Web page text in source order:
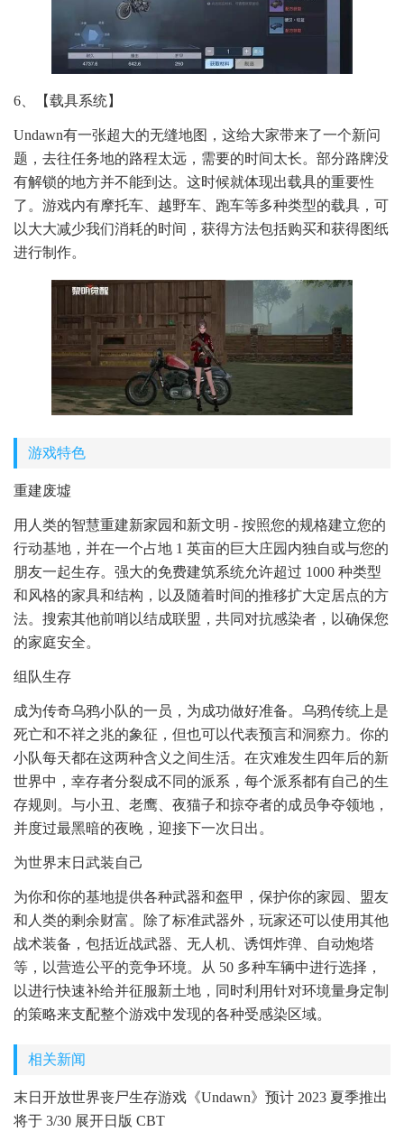
6、【载具系统】
Undawn有一张超大的无缝地图，这给大家带来了一个新问
题，去往任务地的路程太远，需要的时间太长。部分路牌没
有解锁的地方并不能到达。这时候就体现出载具的重要性
了。游戏内有摩托车、越野车、跑车等多种类型的载具，可
以大大减少我们消耗的时间，获得方法包括购买和获得图纸
进行制作。
游戏特色
重建废墟
用人类的智慧重建新家园和新文明 - 按照您的规格建立您的
行动基地，并在一个占地 1 英亩的巨大庄园内独自或与您的
朋友一起生存。强大的免费建筑系统允许超过 1000 种类型
和风格的家具和结构，以及随着时间的推移扩大定居点的方
法。搜索其他前哨以结成联盟，共同对抗感染者，以确保您
的家庭安全。
组队生存
成为传奇乌鸦小队的一员，为成功做好准备。乌鸦传统上是
死亡和不祥之兆的象征，但也可以代表预言和洞察力。你的
小队每天都在这两种含义之间生活。在灾难发生四年后的新
世界中，幸存者分裂成不同的派系，每个派系都有自己的生
存规则。与小丑、老鹰、夜猫子和掠夺者的成员争夺领地，
并度过最黑暗的夜晚，迎接下一次日出。
为世界末日武装自己
为你和你的基地提供各种武器和盔甲，保护你的家园、盟友
和人类的剩余财富。除了标准武器外，玩家还可以使用其他
战术装备，包括近战武器、无人机、诱饵炸弹、自动炮塔
等，以营造公平的竞争环境。从 50 多种车辆中进行选择，
以进行快速补给并征服新土地，同时利用针对环境量身定制
的策略来支配整个游戏中发现的各种受感染区域。
相关新闻
末日开放世界丧尸生存游戏《Undawn》预计 2023 夏季推出
将于 3/30 展开日版 CBT